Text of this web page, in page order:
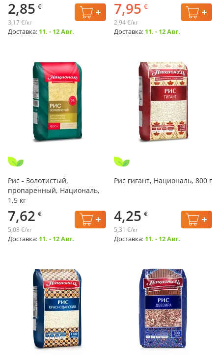
2,85 €
3,17 €/кг
Доставка: 11. - 12 Авг.
7,95 €
2,94 €/кг
Доставка: 11. - 12 Авг.
Рис - Золотистый,
пропаренный, Националь,
1,5 кг
7,62 €
5,08 €/кг
Доставка: 11. - 12 Авг.
Рис гигант, Националь, 800 г
4,25 €
5,31 €/кг
Доставка: 11. - 12 Авг.